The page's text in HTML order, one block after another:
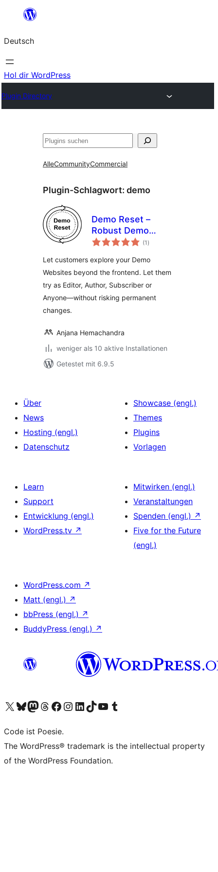
springen
Deutsch
Hol dir WordPress
Plugin Directory
Suchen
AlleCommunityCommercial
Plugin-Schlagwort: demo
Demo Reset –
Robust Demo
Website
(1 Bewertungen
insgesamt
)
Let customers explore your Demo
Websites beyond the frontend. Let them
try as Editor, Author, Subscriber or
Anyone—without risking permanent
changes.
Anjana Hemachandra
weniger als 10 aktive Installationen
Getestet mit 6.9.5
Über
News
Hosting (engl.)
Datenschutz
Showcase (engl.)
Themes
Plugins
Vorlagen
Learn
Support
Entwicklung (engl.)
WordPress.tv ↗
Mitwirken (engl.)
Veranstaltungen
Spenden (engl.) ↗
Five for the Future
(engl.)
WordPress.com ↗
Matt (engl.) ↗
bbPress (engl.) ↗
BuddyPress (engl.) ↗
Unser X-Konto (früher Twitter) besuchen
Unser Bluesky-Konto besuchen
Unser Mastodon-Konto besuchen
Unser Threads-Konto besuchen
Unsere Facebook-Seite besuchen
Unser Instagram-Konto besuchen
Unser LinkedIn-Konto besuchen
Unser TikTok-Konto besuchen
Unseren YouTube-Kanal besuchen
Unser Tumblr-Konto besuchen
Code ist Poesie.
The WordPress® trademark is the intellectual property
of the WordPress Foundation.